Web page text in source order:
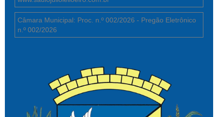
Câmara Municipal: Proc. n.º 002/2026 - Pregão Eletrônico
n.º 002/2026